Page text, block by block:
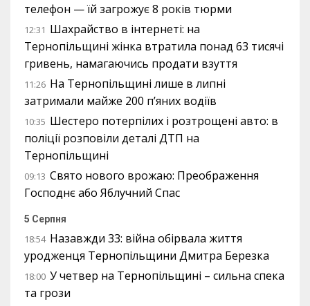
телефон — їй загрожує 8 років тюрми
12:31 Шахрайство в інтернеті: на
Тернопільщині жінка втратила понад 63 тисячі
гривень, намагаючись продати взуття
11:26 На Тернопільщині лише в липні
затримали майже 200 п’яних водіїв
10:35 Шестеро потерпілих і розтрощені авто: в
поліції розповіли деталі ДТП на
Тернопільщині
09:13 Свято нового врожаю: Преображення
Господнє або Яблучний Спас
5 Серпня
18:54 Назавжди 33: війна обірвала життя
уродженця Тернопільщини Дмитра Березка
18:00 У четвер на Тернопільщині – сильна спека
та грози